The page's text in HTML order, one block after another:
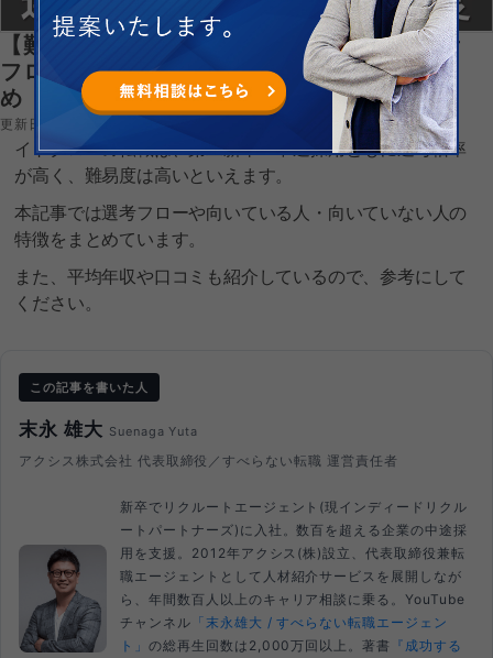
【難易度高め】イトクロへの転職方法！選考
フロー・採用倍率・向いている人の特徴まと
め
更新日：2026.02.17
イトクロへの転職は、第二新卒・中途採用ともに選考倍率
が高く、難易度は高いといえます。
本記事では選考フローや向いている人・向いていない人の
特徴をまとめています。
また、平均年収や口コミも紹介しているので、参考にして
ください。
この記事を書いた人
末永 雄大 Suenaga Yuta
アクシス株式会社 代表取締役／すべらない転職 運営責任者
新卒でリクルートエージェント(現インディードリクル
ートパートナーズ)に入社。数百を超える企業の中途採
用を支援。2012年アクシス(株)設立、代表取締役兼転
職エージェントとして人材紹介サービスを展開しなが
ら、年間数百人以上のキャリア相談に乗る。YouTube
チャンネル 「末永雄大 / すべらない転職エージェン
ト」 の総再生回数は2,000万回以上。著書 『成功する